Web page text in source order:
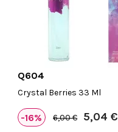
Q604
Crystal Berries 33 Ml
-16% 6,00 € 5,04 €